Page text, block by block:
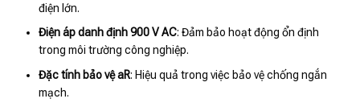
điện lớn.
Điện áp danh định 900 V AC: Đảm bảo hoạt động ổn định
trong môi trường công nghiệp.
Đặc tính bảo vệ aR: Hiệu quả trong việc bảo vệ chống ngắn
mạch.